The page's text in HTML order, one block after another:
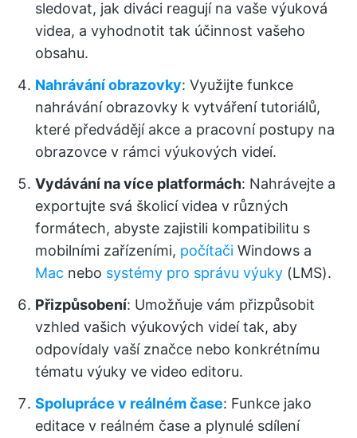
sledovat, jak diváci reagují na vaše výuková
videa, a vyhodnotit tak účinnost vašeho
obsahu.
Nahrávání obrazovky: Využijte funkce
nahrávání obrazovky k vytváření tutoriálů,
které předvádějí akce a pracovní postupy na
obrazovce v rámci výukových videí.
Vydávání na více platformách: Nahrávejte a
exportujte svá školicí videa v různých
formátech, abyste zajistili kompatibilitu s
mobilními zařízeními, počítači Windows a
Mac nebo systémy pro správu výuky (LMS).
Přizpůsobení: Umožňuje vám přizpůsobit
vzhled vašich výukových videí tak, aby
odpovídaly vaší značce nebo konkrétnímu
tématu výuky ve video editoru.
Spolupráce v reálném čase: Funkce jako
editace v reálném čase a plynulé sdílení